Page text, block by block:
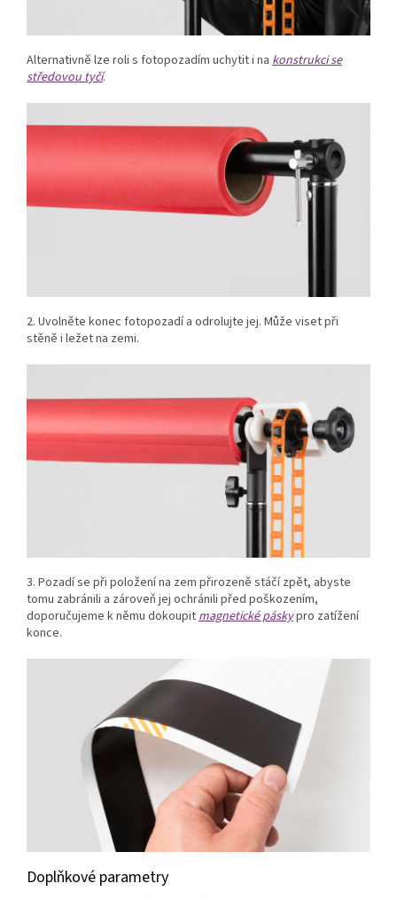
Alternativně lze roli s fotopozadím uchytit i na konstrukci se
středovou tyčí.
2. Uvolněte konec fotopozadí a odrolujte jej. Může viset při
stěně i ležet na zemi.
3. Pozadí se při položení na zem přirozeně stáčí zpět, abyste
tomu zabránili a zároveň jej ochránili před poškozením,
doporučujeme k němu dokoupit magnetické páskypro zatížení
konce.
Doplňkové parametry